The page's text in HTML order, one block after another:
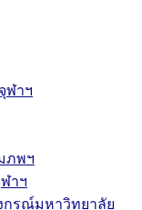
ฬาฯ
ภพฯ
าฯ
กรณ์มหาวิทยาลัย